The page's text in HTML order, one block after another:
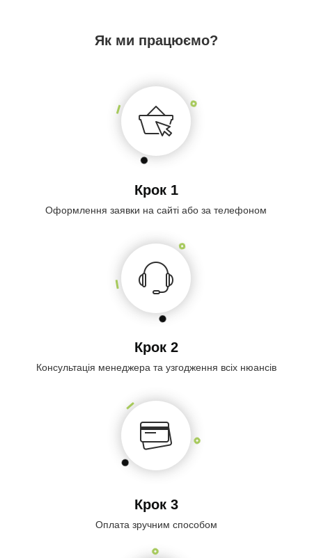
Як ми працюємо?
Крок 1
Оформлення заявки на сайті або за телефоном
Крок 2
Консультація менеджера та узгодження всіх нюансів
Крок 3
Оплата зручним способом